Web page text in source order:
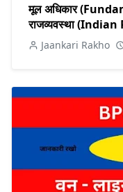
मूल अधिकार
राजव्यवस्था
Jaankari Rakho